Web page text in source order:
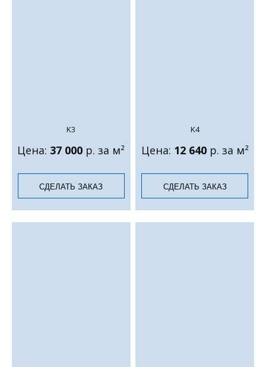
K3
Цена: 37 000 р. за м²
СДЕЛАТЬ ЗАКАЗ
K4
Цена: 12 640р. за м²
СДЕЛАТЬ ЗАКАЗ